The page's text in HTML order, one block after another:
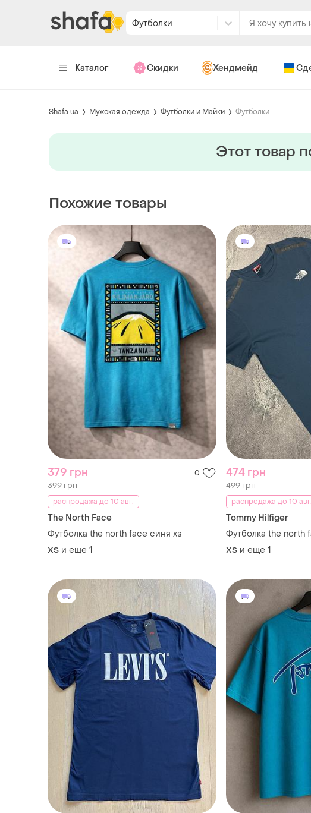
Футболки
Каталог Скидки Хендмейд
Shafa.ua Мужская одежда Футболки и Майки Футболки
Этот товар
Похожие товары
379 грн 0
399 грн
распродажа до 10 авг.
The North Face
Футболка the north face синя xs
XS и еще 1
474 грн
499 грн
распродажа до 10 авг.
Tommy Hilfiger
Футболка the north
XS и еще 1